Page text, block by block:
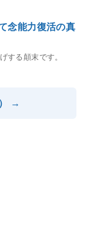
念能力復活の真
する顛末です。
→